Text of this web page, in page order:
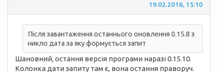
19.02.2016, 15:10
Після завантаження останнього оновлення 0.15.8 з
никло дата за яку формується запит
Шановний, остання версія програми наразі 0.15.10.
Колонка дати запиту там є, вона остання праворуч.